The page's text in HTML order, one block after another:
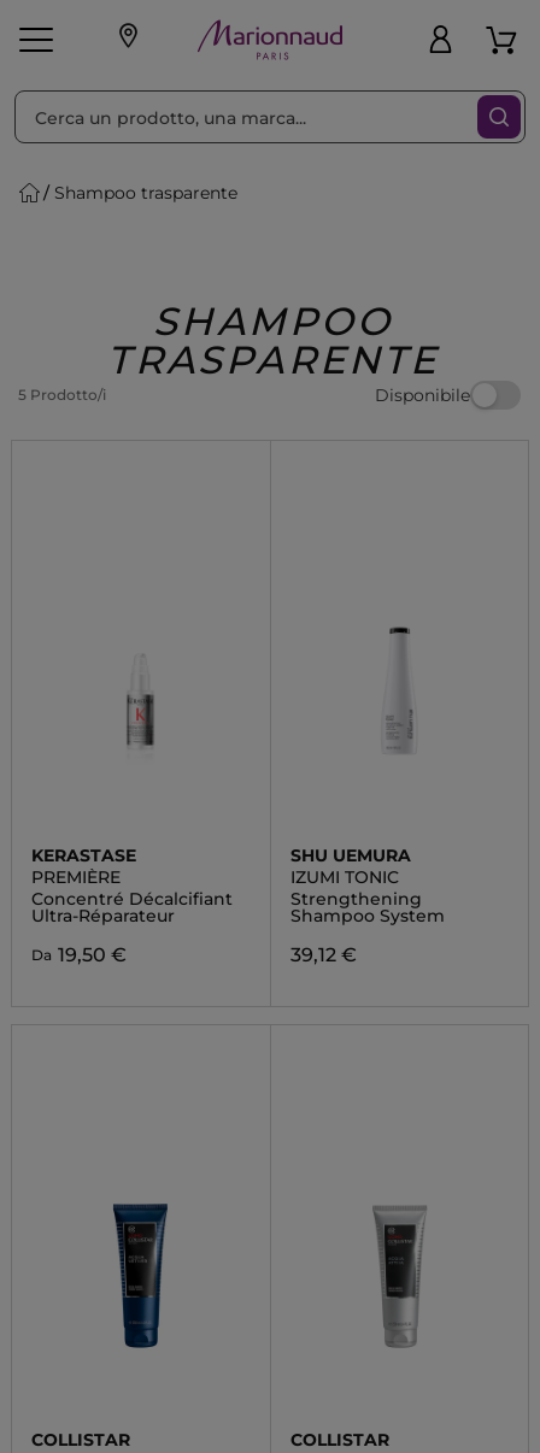
Make-up Profumi
Regalo
Shampoo trasparente
SHAMPOO
TRASPARENTE
5 Prodotto/i Disponibile
Ordina per Filtra
KERASTASE
PREMIÈRE
Concentré Décalcifiant
Ultra-Réparateur
Da 19,50 €
SHU UEMURA
IZUMI TONIC
Strengthening
Shampoo System
39,12 €
COLLISTAR
COLLISTAR